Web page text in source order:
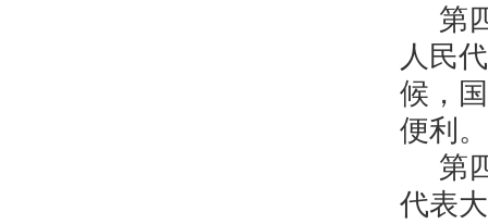
第
人民
候，
便利。
第
代表